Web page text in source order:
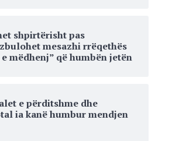
shpirtërisht pas
mesazhi rrëqethës
mëdhenj” që humbën jetën
e përditshme dhe
ia kanë humbur mendjen